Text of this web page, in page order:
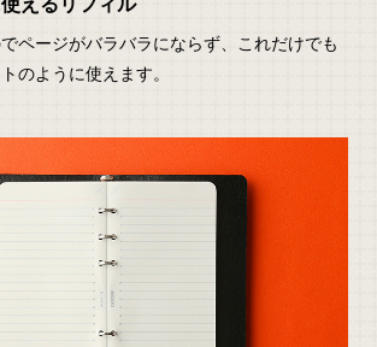
えるリフィル
ページがバラバラにならず、これだけでも
のように使えます。